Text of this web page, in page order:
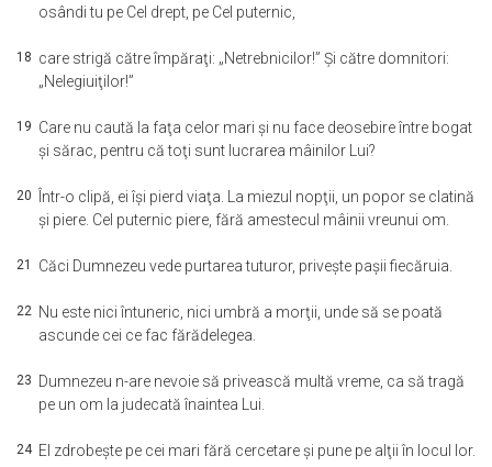
osândi tu pe Cel drept, pe Cel puternic,
18 care strigă către împăraţi: „Netrebnicilor!” Şi către domnitori:
„Nelegiuiţilor!”
19 Care nu caută la faţa celor mari şi nu face deosebire între bogat
şi sărac, pentru că toţi sunt lucrarea mâinilor Lui?
20
Într-o clipă, ei îşi pierd viaţa. La miezul nopţii, un popor se clatină
şi piere. Cel puternic piere, fără amestecul mâinii vreunui om.
21 Căci Dumnezeu vede purtarea tuturor, priveşte paşii fiecăruia.
22 Nu este nici întuneric, nici umbră a morţii, unde să se poată
ascunde cei ce fac fărădelegea.
23 Dumnezeu n-are nevoie să privească multă vreme, ca să tragă
pe un om la judecată înaintea Lui.
24 El zdrobeşte pe cei mari fără cercetare şi pune pe alţii în locul lor.